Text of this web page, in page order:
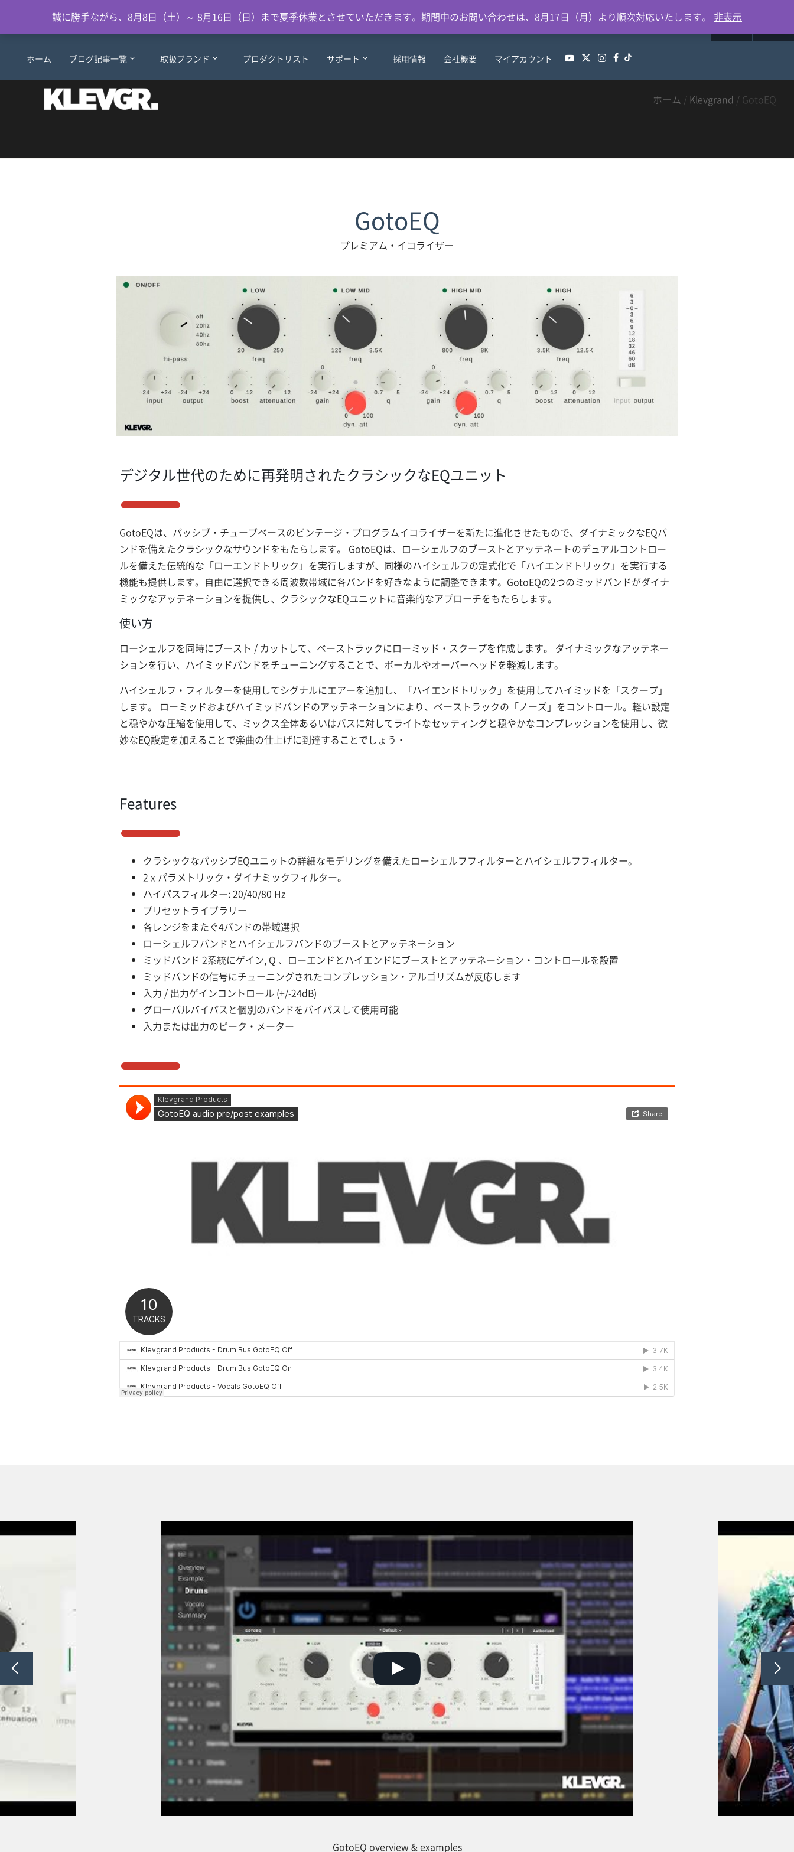
ホーム ブログ記事一覧 取扱ブランド プロダクトリスト サポート 採用情報 会社概要 マイアカウント
ホーム / Klevgrand / GotoEQ
GotoEQ
プレミアム・イコライザー
デジタル世代のために再発明されたクラシックなEQユニット
GotoEQは、パッシブ・チューブベースのビンテージ・プログラムイコライザーを新たに進化させたもので、ダイナミックなEQバ
ンドを備えたクラシックなサウンドをもたらします。 GotoEQは、ローシェルフのブーストとアッテネートのデュアルコントロー
ルを備えた伝統的な「ローエンドトリック」を実行しますが、同様のハイシェルフの定式化で「ハイエンドトリック」を実行する
機能も提供します。自由に選択できる周波数帯域に各バンドを好きなように調整できます。GotoEQの2つのミッドバンドがダイナ
ミックなアッテネーションを提供し、クラシックなEQユニットに音楽的なアプローチをもたらします。
使い方
ローシェルフを同時にブースト / カットして、ベーストラックにローミッド・スクープを作成します。 ダイナミックなアッテネー
ションを行い、ハイミッドバンドをチューニングすることで、ボーカルやオーバーヘッドを軽減します。
ハイシェルフ・フィルターを使用してシグナルにエアーを追加し、「ハイエンドトリック」を使用してハイミッドを「スクープ」
します。 ローミッドおよびハイミッドバンドのアッテネーションにより、ベーストラックの「ノーズ」をコントロール。軽い設定
と穏やかな圧縮を使用して、ミックス全体あるいはバスに対してライトなセッティングと穏やかなコンプレッションを使用し、微
妙なEQ設定を加えることで楽曲の仕上げに到達することでしょう・
Features
クラシックなパッシブEQユニットの詳細なモデリングを備えたローシェルフフィルターとハイシェルフフィルター。
2 x パラメトリック・ダイナミックフィルター。
ハイパスフィルター: 20/40/80 Hz
プリセットライブラリー
各レンジをまたぐ4バンドの帯域選択
ローシェルフバンドとハイシェルフバンドのブーストとアッテネーション
ミッドバンド 2系統にゲイン, Q 、ローエンドとハイエンドにブーストとアッテネーション・コントロールを設置
ミッドバンドの信号にチューニングされたコンプレッション・アルゴリズムが反応します
入力 / 出力ゲインコントロール (+/-24dB)
グローバルバイパスと個別のバンドをバイパスして使用可能
入力または出力のピーク・メーター
GotoEQ overview & examples
誠に勝手ながら、8月8日（土）～ 8月16日（日）まで夏季休業とさせていただきます。期間中のお問い合わせは、8月17日（月）より順次対応いたします。 非表示